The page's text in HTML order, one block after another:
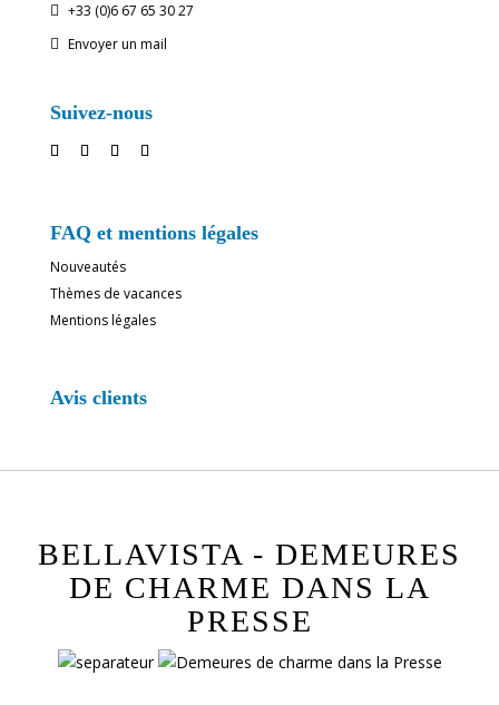
 +33 (0)6 67 65 30 27
 Envoyer un mail
Suivez-nous
FAQ et mentions légales
Nouveautés
Thèmes de vacances
Mentions légales
Avis clients
BELLAVISTA - DEMEURES
DE CHARME DANS LA
PRESSE